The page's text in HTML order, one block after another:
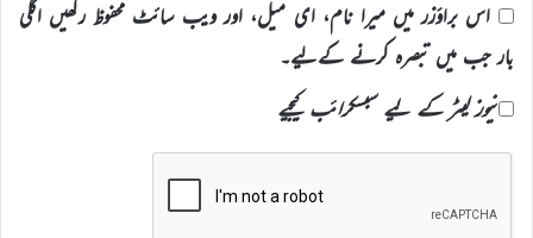
اس براؤزر میں میرا نام، ای میل، اور ویب سائٹ محفوظ رکھیں اگلی
بار جب میں تبصرہ کرنے کےلیے۔
نیوز لیٹر کے لیے سبسکرائب کیجیے